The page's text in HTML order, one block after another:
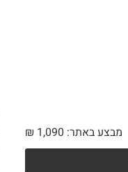
מבצע באתר: ₪ 1,090